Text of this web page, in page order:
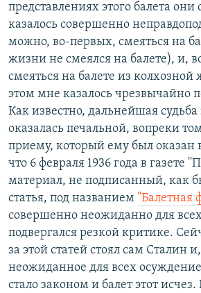
представлениях этого балета
казалось совершенно
можно, во-первых, смеяться на
жизни не смеялся на балете), и,
смеяться на балете из колхозной
этом мне казалось чрезвычайно
Как известно, дальнейшая судьба
оказалась печальной, вопреки
приему, который ему был оказан
что 6 февраля 1936 года в газете
материал, не подписанный, как
статья, под названием ''Балетная
совершенно неожиданно для всех
подвергался резкой критике.
за этой статей стоял сам Сталин
неожиданное для всех осуждение
стало законом и балет этот